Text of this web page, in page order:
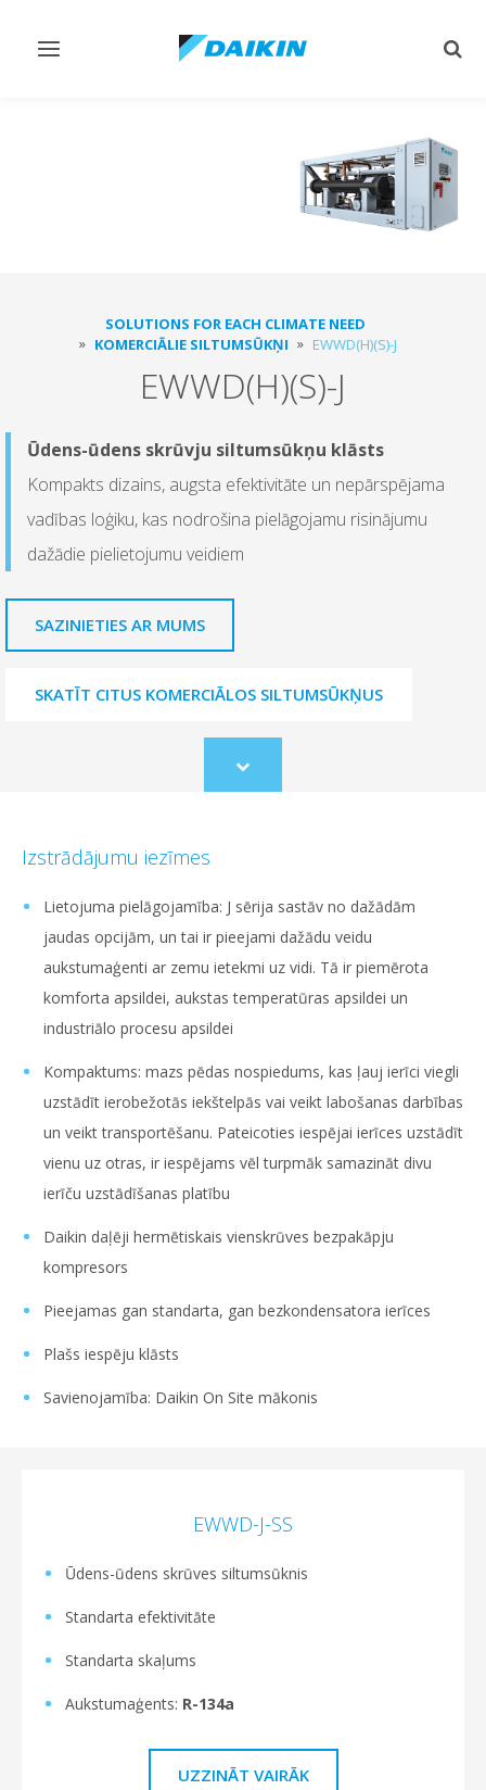
Pārslēgt
SOLUTIONS FOR EACH CLIMATE NEED
KOMERCIĀLIE SILTUMSŪKŅI
EWWD(H)(S)-J
EWWD(H)(S)-J
Ūdens-ūdens skrūvju siltumsūkņu klāsts
Kompakts dizains, augsta efektivitāte un nepārspējama
vadības loģiku, kas nodrošina pielāgojamu risinājumu
dažādie pielietojumu veidiem
SAZINIETIES AR MUMS
SKATĪT CITUS KOMERCIĀLOS SILTUMSŪKŅUS
Scroll
to
Izstrādājumu iezīmes
Lietojuma pielāgojamība: J sērija sastāv no dažādām
jaudas opcijām, un tai ir pieejami dažādu veidu
aukstumaģenti ar zemu ietekmi uz vidi. Tā ir piemērota
komforta apsildei, aukstas temperatūras apsildei un
industriālo procesu apsildei
Kompaktums: mazs pēdas nospiedums, kas ļauj ierīci viegli
uzstādīt ierobežotās iekštelpās vai veikt labošanas darbības
un veikt transportēšanu. Pateicoties iespējai ierīces uzstādīt
vienu uz otras, ir iespējams vēl turpmāk samazināt divu
ierīču uzstādīšanas platību
Daikin daļēji hermētiskais vienskrūves bezpakāpju
kompresors
Pieejamas gan standarta, gan bezkondensatora ierīces
Plašs iespēju klāsts
Savienojamība: Daikin On Site mākonis
EWWD-J-SS
Ūdens-ūdens skrūves siltumsūknis
Standarta efektivitāte
Standarta skaļums
Aukstumaģents: R-134a
UZZINĀT VAIRĀK